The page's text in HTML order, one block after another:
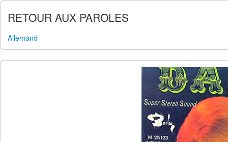
RETOUR AUX PAROLES
Allemand